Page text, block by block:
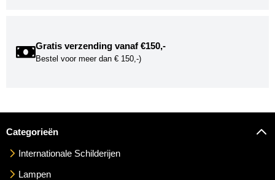
Gratis verzending vanaf €150,-
Bestel voor meer dan € 150,-)
Categorieën
Internationale Schilderijen
Lampen